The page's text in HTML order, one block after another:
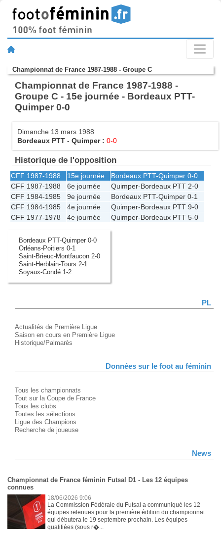
Championnat de France 1987-1988 - Groupe C
Championnat de France 1987-1988 -
Groupe C - 15e journée - Bordeaux PTT-
Quimper 0-0
Dimanche 13 mars 1988
Bordeaux PTT - Quimper: 0-0
Historique de l'opposition
CFF 1987-1988 15e journée Bordeaux PTT-Quimper 0-0
CFF 1987-1988
6e journée Quimper-Bordeaux PTT 2-0
CFF 1984-1985
9e journée Bordeaux PTT-Quimper 0-1
CFF 1984-1985
4e journée Quimper-Bordeaux PTT 9-0
CFF 1977-1978
4e journée Quimper-Bordeaux PTT 5-0
Bordeaux PTT-Quimper 0-0
Orléans-Poitiers 0-1
Saint-Brieuc-Montfaucon 2-0
Saint-Herblain-Tours 2-1
Soyaux-Condé 1-2
PL
Actualités de Première Ligue
Saison en cours en Première Ligue
Historique/Palmarès
Données sur le foot au féminin
Tous les championnats
Tout sur la Coupe de France
Tous les clubs
Toutes les sélections
Ligue des Champions
Recherche de joueuse
News
Championnat de France féminin Futsal D1 - Les 12 équipes
connues
18/06/2026 9:06
La Commission Fédérale du Futsal a communiqué les 12
équipes retenues pour la première édition du championnat
qui débutera le 19 septembre prochain. Les équipes
qualifiées (sous r�...